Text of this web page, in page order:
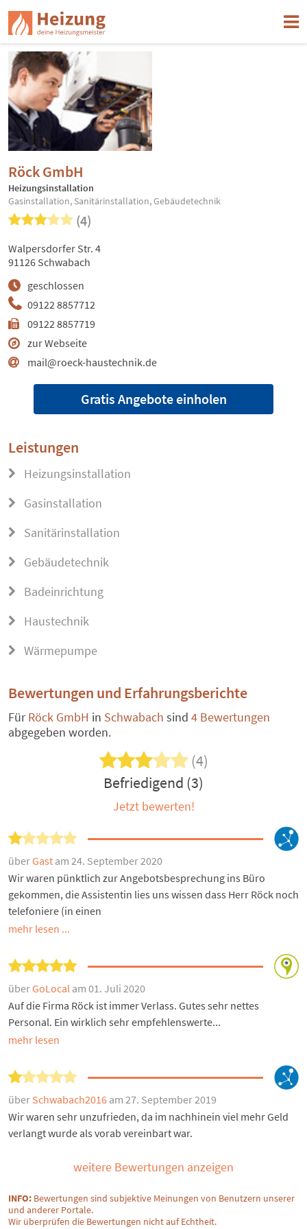
Röck GmbH
Heizungsinstallation
Gasinstallation, Sanitärinstallation, Gebäudetechnik
(4)
09122 8857712
09122 8857719
zur Webseite
mail@roeck-haustechnik.de
geschlossen
Walpersdorfer Str. 4
91126 Schwabach
Gratis Angebote einholen
Leistungen
Heizungsinstallation
Gasinstallation
Sanitärinstallation
Gebäudetechnik
Badeinrichtung
Haustechnik
Wärmepumpe
Bewertungen und Erfahrungsberichte
FürRöck GmbH in Schwabach sind 4 Bewertungen
abgegeben worden.
(4)
Befriedigend (3)
Jetzt bewerten!
überGast am 24. September 2020
Wir waren pünktlich zur Angebotsbesprechung ins Büro
gekommen, die Assistentin lies uns wissen dass Herr Röck noch
telefoniere (in einen
mehr lesen ...
überGoLocal am 01. Juli 2020
Auf die Firma Röck ist immer Verlass. Gutes sehr nettes
Personal. Ein wirklich sehr empfehlenswerte...
mehr lesen
über Schwabach2016 am 27. September 2019
Wir waren sehr unzufrieden, da im nachhinein viel mehr Geld
verlangt wurde als vorab vereinbart war.
weitere Bewertungen anzeigen
INFO: Bewertungen sind subjektive Meinungen von Benutzern unserer
und anderer Portale.
Wir überprüfen die Bewertungen nicht auf Echtheit.